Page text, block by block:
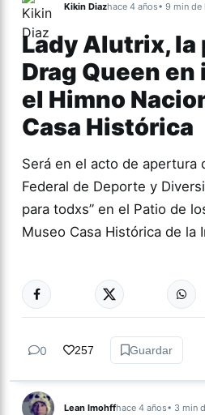
Kikin Diazhace 4 años• 9 min de
Lady Alutrix, la
Drag Queen
el Himno
Casa Histórica
Será en el acto de apertura
Federal de Deporte y
para todxs” en el Patio de
Museo Casa Histórica de la
GÉNERO Y
DIVERSIDAD
0 257 Guardar
Lean Imohffhace 4 años• 3 min